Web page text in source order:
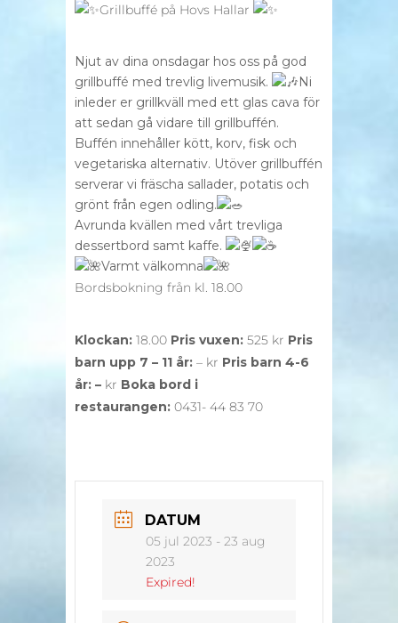
Grillbuffé på Hovs Hallar
Njut av dina onsdagar hos oss på god
grillbuffé med trevlig livemusik.
Ni
inleder er grillkväll med ett glas cava för
att sedan gå vidare till grillbuffén.
Buffén innehåller kött, korv, fisk och
vegetariska alternativ. Utöver grillbuffén
serverar vi fräscha sallader, potatis och
grönt från egen odling.
Avrunda kvällen med vårt trevliga
dessertbord samt kaffe.
Varmt välkomna
Bordsbokning från kl. 18.00
Klockan: 18.00 Pris vuxen: 525 kr Pris
barn upp 7 – 11 år: – kr Pris barn 4-6
år: – kr Boka bord i
restaurangen: 0431- 44 83 70
DATUM
05 jul 2023 - 23 aug
2023
Expired!